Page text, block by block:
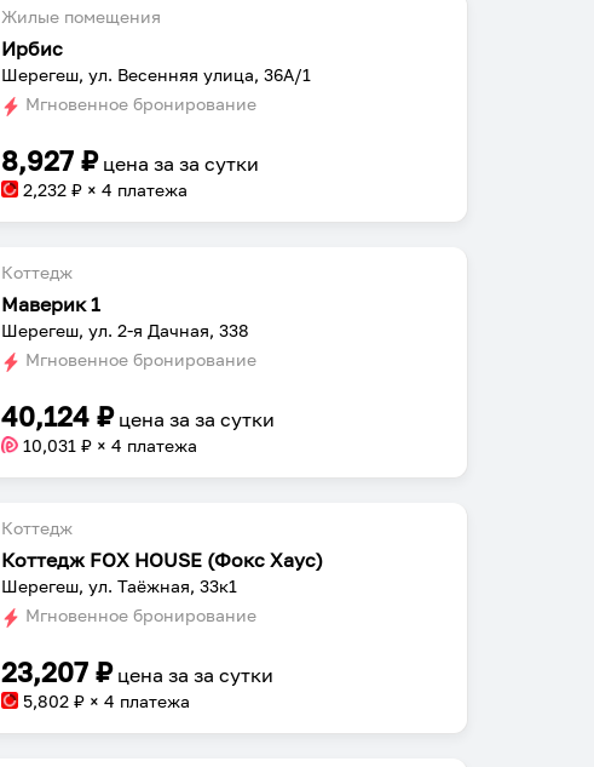
Жилые помещения
Ирбис
Шерегеш, ул. Весенняя улица, 36А/1
Мгновенное бронирование
8,927 ₽ цена заза сутки
2,232 ₽ × 4 платежа
Коттедж
Маверик 1
Шерегеш, ул. 2-я Дачная, 338
Мгновенное бронирование
40,124 ₽ цена заза сутки
10,031 ₽ × 4 платежа
Коттедж
Коттедж FOX HOUSE (Фокс Хаус)
Шерегеш, ул. Таёжная, 33к1
Мгновенное бронирование
23,207 ₽ цена заза сутки
5,802 ₽ × 4 платежа